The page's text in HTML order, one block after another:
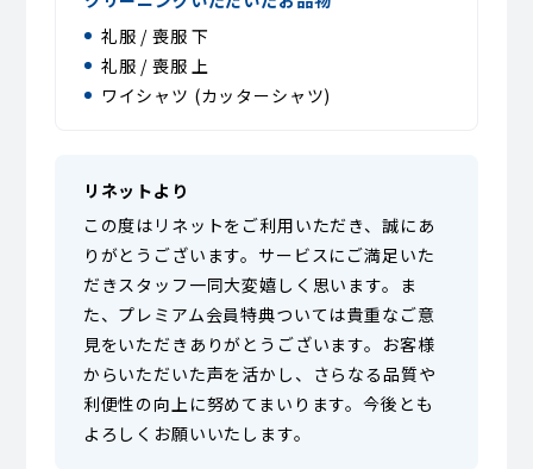
礼服 / 喪服 下
礼服 / 喪服 上
ワイシャツ (カッターシャツ)
リネットより
この度はリネットをご利用いただき、誠にあ
りがとうございます。サービスにご満足いた
だきスタッフ一同大変嬉しく思います。ま
た、プレミアム会員特典ついては貴重なご意
見をいただきありがとうございます。お客様
からいただいた声を活かし、さらなる品質や
利便性の向上に努めてまいります。今後とも
よろしくお願いいたします。